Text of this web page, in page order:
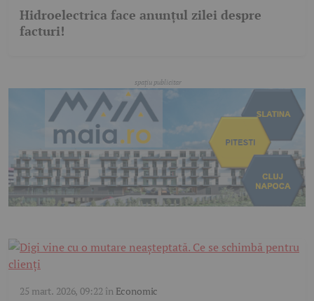
Hidroelectrica face anunțul zilei despre
facturi!
25 mart. 2026, 09:22 în Economic